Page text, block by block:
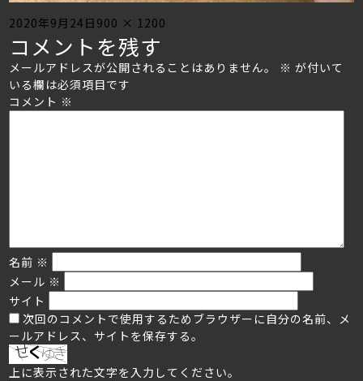
Posted
on
2020年9月24日 Full
size
900 × 1200
コメントを残す
メールアドレスが公開されることはありません。 ※ が付いて
いる欄は必須項目です
コメント ※
名前 ※
メール ※
サイト
次回のコメントで使用するためブラウザーに自分の名前、メ
ールアドレス、サイトを保存する。
上に表示された文字を入力してください。